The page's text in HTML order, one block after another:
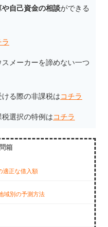
や自己資金の相談ができる
ラ
メーカーを諦めない一つ
ける際の非課税はコチラ
税選択の特例はコチラ
箱
適正な借入額
域別の予測方法